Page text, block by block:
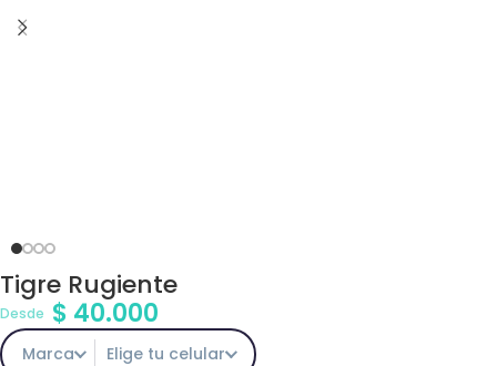
Tigre Rugiente
Desde $ 40.000
Marca Elige tu celular